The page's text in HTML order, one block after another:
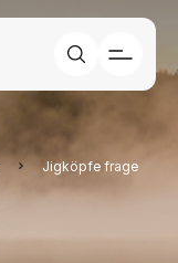
Jigköpfe frage